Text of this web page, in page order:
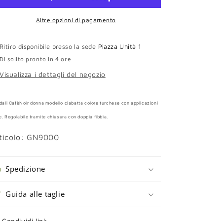
colore
colore
turchese
Altre opzioni di pagamento
Ritiro disponibile presso la sede Piazza Unità 1
Di solito pronto in 4 ore
Visualizza i dettagli del negozio
CafèNoir donna modello ciabatta colore turchese con applicazioni
Regolabile tramite chiusura con doppia fibbia.
GN9000
Spedizione
Guida alle taglie